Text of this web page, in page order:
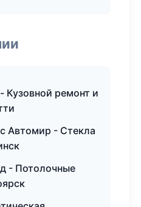
Кузовной ремонт и
Автомир - Стекла
- Потолочные